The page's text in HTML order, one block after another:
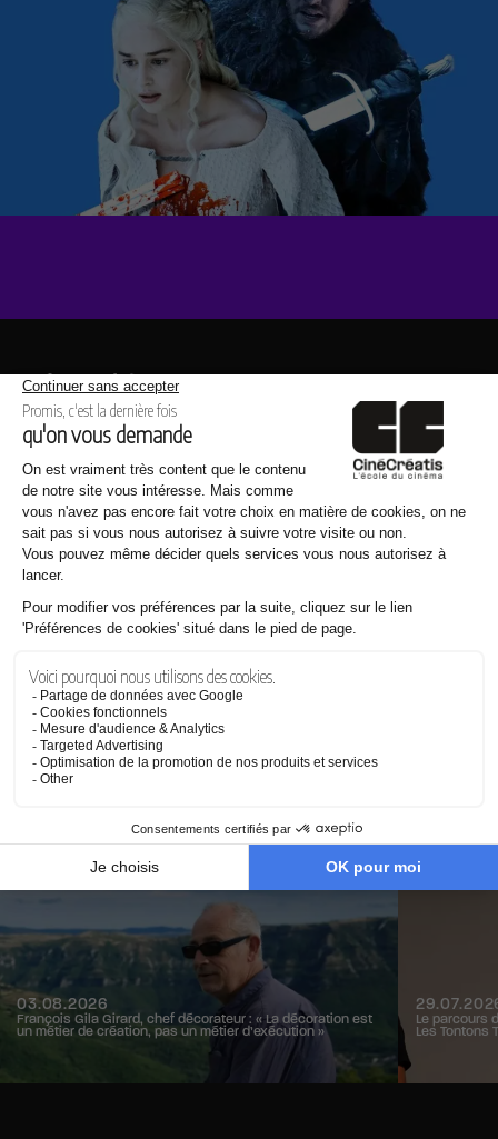
Même thème
25.07.2026
Pourquoi les films de Steven Spielberg nous touchent autant
Les dernières news
03.08.2026
François Gila Girard, chef décorateur : « La décoration est
un métier de création, pas un métier d’exécution »
Le parcours
Les Tontons